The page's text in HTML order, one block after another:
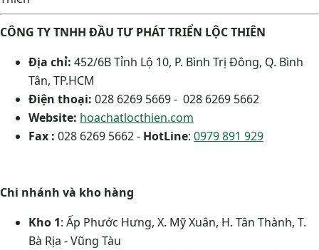
CÔNG TY TNHH ĐẦU TƯ PHÁT TRIỂN LỘC THIÊN
Địa chỉ: 452/6B Tỉnh Lộ 10, P. Bình Trị Đông, Q. Bình
Tân, TP.HCM
Điện thoại: 028 6269 5669 - 028 6269 5662
Website: hoachatlocthien.com
Fax : 028 6269 5662 - HotLine: 0979 891 929
Chi nhánh và kho hàng
Kho 1: Ấp Phước Hưng, X. Mỹ Xuân, H. Tân Thành, T.
Bà Rịa - Vũng Tàu